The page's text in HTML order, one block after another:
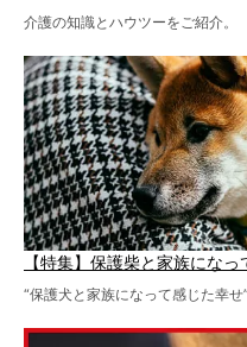
介護の知識とハウツーをご紹介。
【特集】保護柴と家族になっ
“保護犬と家族になって感じた幸せ